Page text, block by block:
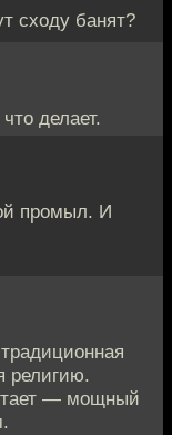
сходу банят?
делает.
промыл. И
религию.
— мощный